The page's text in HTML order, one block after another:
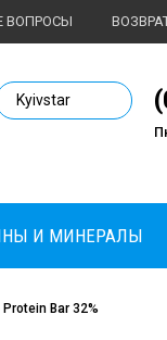
ВОПРОСЫ
№1 магазин
Kyivstar
И МИНЕРАЛЫ
Bar 32%